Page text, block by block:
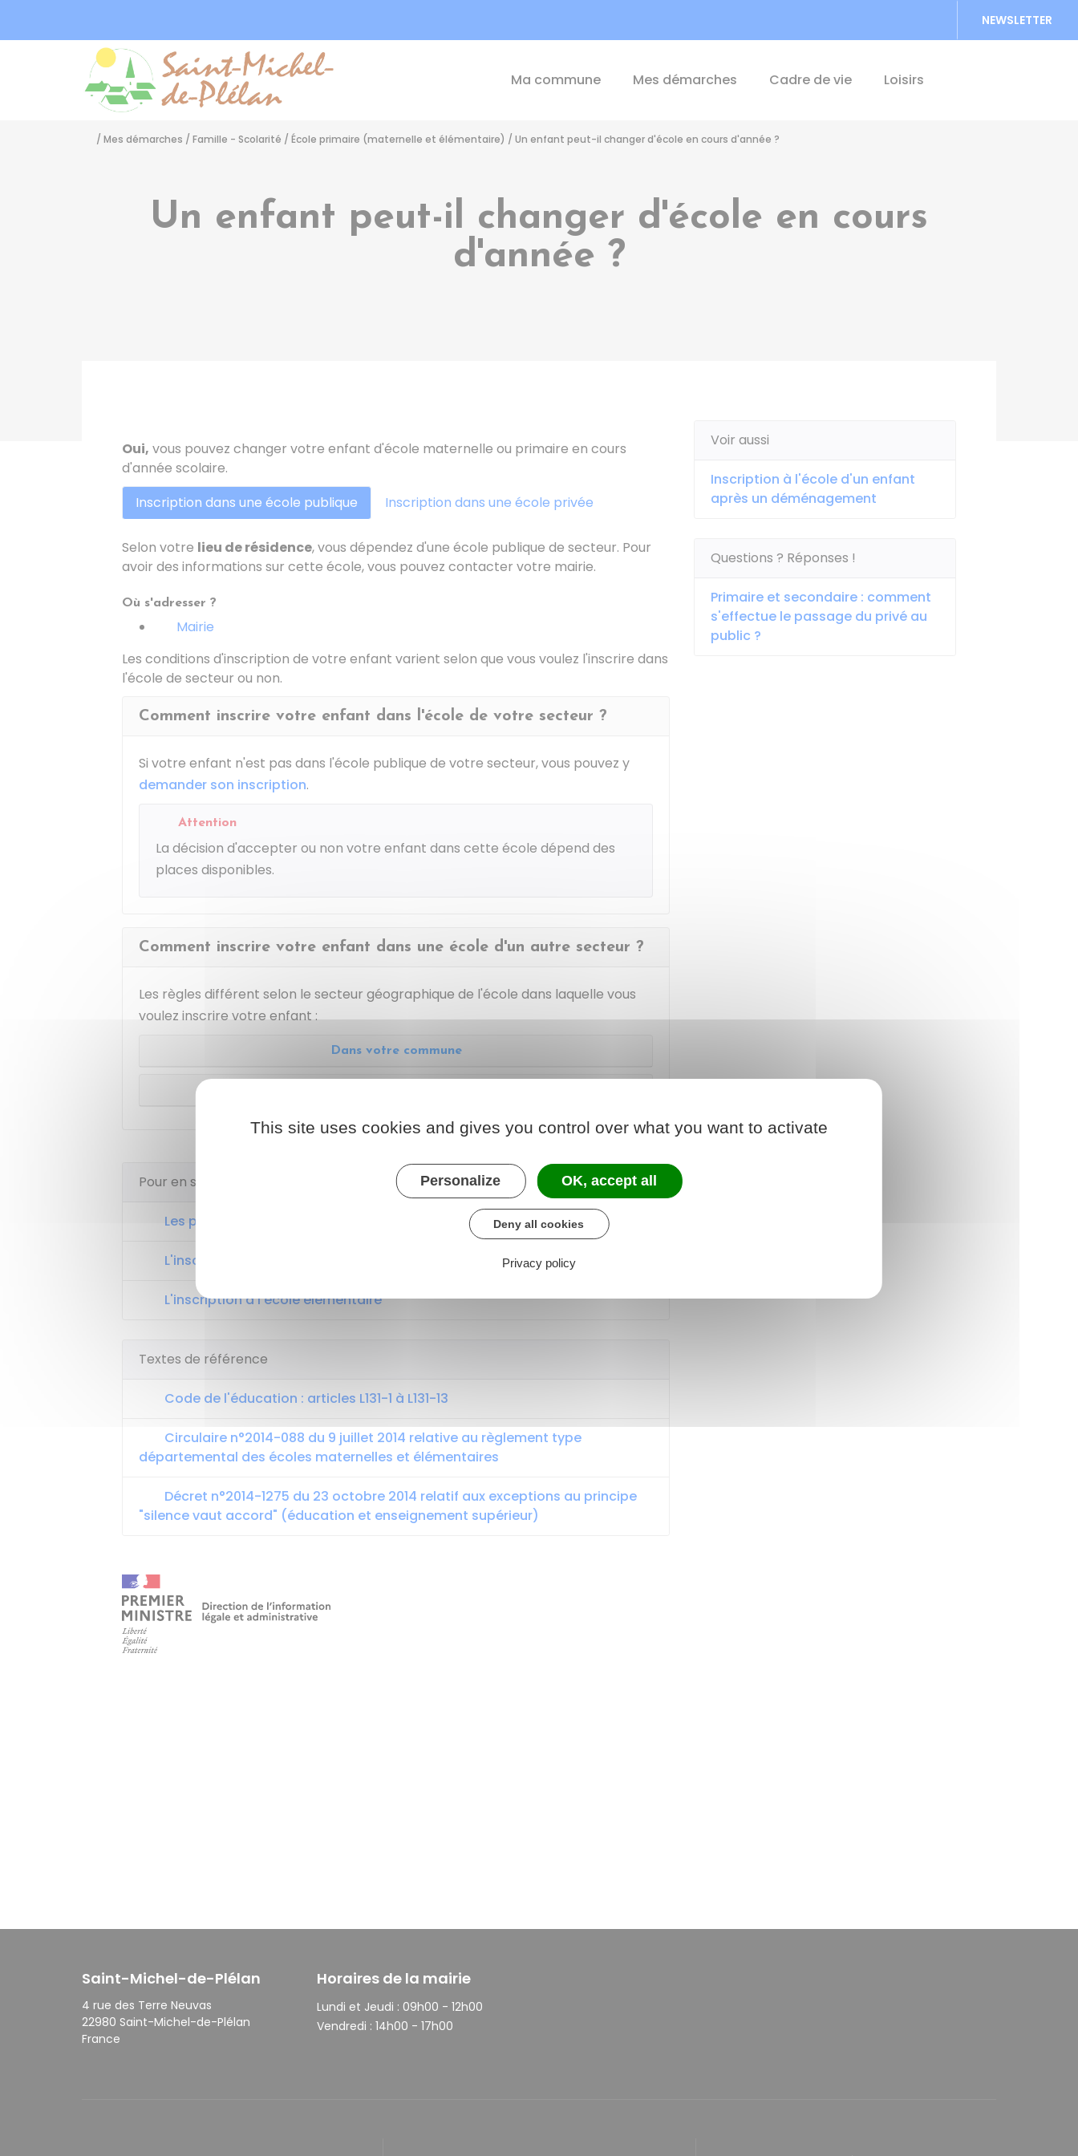
NEWSLETTER
Ma commune Mes démarches Cadre de vie Loisirs
/ Mes démarches / Famille - Scolarité / École primaire (maternelle et élémentaire) / Un enfant peut-il changer d'école en cours d'année ?
Un enfant peut-il changer d'école en cours
d'année ?
Oui, vous pouvez changer votre enfant d'école maternelle ou primaire en cours
d'année scolaire.
Inscription dans une école publique
Inscription dans une école privée
Selon votre lieu de résidence, vous dépendez d'une école publique de secteur. Pour
avoir des informations sur cette école, vous pouvez contacter votre mairie.
Où s'adresser ?
Mairie
Les conditions d'inscription de votre enfant varient selon que vous voulez l'inscrire dans
l'école de secteur ou non.
Comment inscrire votre enfant dans l'école de votre secteur ?
Si votre enfant n'est pas dans l'école publique de votre secteur, vous pouvez y
demander son inscription.
Attention
La décision d'accepter ou non votre enfant dans cette école dépend des
places disponibles.
Comment inscrire votre enfant dans une école d'un autre secteur ?
Les règles différent selon le secteur géographique de l'école dans laquelle vous
voulez inscrire votre enfant :
Dans votre commune
Pour en savoir plus
Les parents à l'école
L'inscription à l'école maternelle
L'inscription à l'école élémentaire
Textes de référence
Code de l'éducation : articles L131-1 à L131-13
Circulaire n°2014-088 du 9 juillet 2014 relative au règlement type
départemental des écoles maternelles et élémentaires
Décret n°2014-1275 du 23 octobre 2014 relatif aux exceptions au principe
"silence vaut accord" (éducation et enseignement supérieur)
Voir aussi
Inscription à l'école d'un enfant
après un déménagement
Questions ? Réponses !
Primaire et secondaire : comment
s'effectue le passage du privé au
public ?
Saint-Michel-de-Plélan
4 rue des Terre Neuvas
22980 Saint-Michel-de-Plélan
France
Horaires de la mairie
Lundi et Jeudi : 09h00 - 12h00
Vendredi : 14h00 - 17h00
This site uses cookies and gives you control over what you want to activate
Personalize OK, accept all
Deny all cookies
Privacy policy